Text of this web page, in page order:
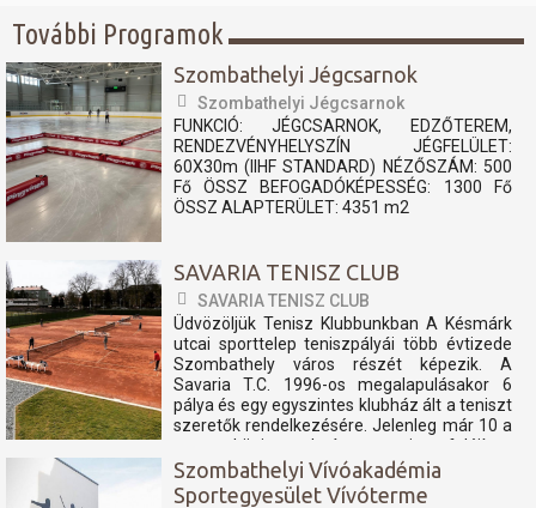
További Programok
Szombathelyi Jégcsarnok
Szombathelyi Jégcsarnok
FUNKCIÓ: JÉGCSARNOK, EDZŐTEREM,
RENDEZVÉNYHELYSZÍN JÉGFELÜLET:
60X30m (IIHF STANDARD) NÉZŐSZÁM: 500
Fő ÖSSZ BEFOGADÓKÉPESSÉG: 1300 Fő
ÖSSZ ALAPTERÜLET: 4351 m2
SAVARIA TENISZ CLUB
SAVARIA TENISZ CLUB
Üdvözöljük Tenisz Klubbunkban A Késmárk
utcai sporttelep teniszpályái több évtizede
Szombathely város részét képezik. A
Savaria T.C. 1996-os megalapulásakor 6
pálya és egy egyszintes klubház ált a teniszt
szeretők rendelkezésére. Jelenleg már 10 a
nemzetközi szabvány szerint felújított
teniszpályán és...
Szombathelyi Vívóakadémia
Sportegyesület Vívóterme